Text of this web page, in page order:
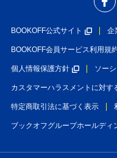
BOOKOFF公式サイト 企
BOOKOFF会員サービス利用規
個人情報保護方針 ソー
カスタマーハラスメントに対す
特定商取引法に基づく表示
ブックオフグループホールディ